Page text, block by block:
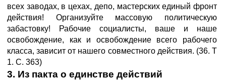
всех заводах, в цехах, депо, мастерских единый фронт
действия! Организуйте массовую политическую
забастовку! Рабочие социалисты, ваше и наше
освобождение, как и освобождение всего рабочего
класса, зависит от нашего совместного действия. (36. Т
1. С. 363)
3. Из пакта о единстве действий